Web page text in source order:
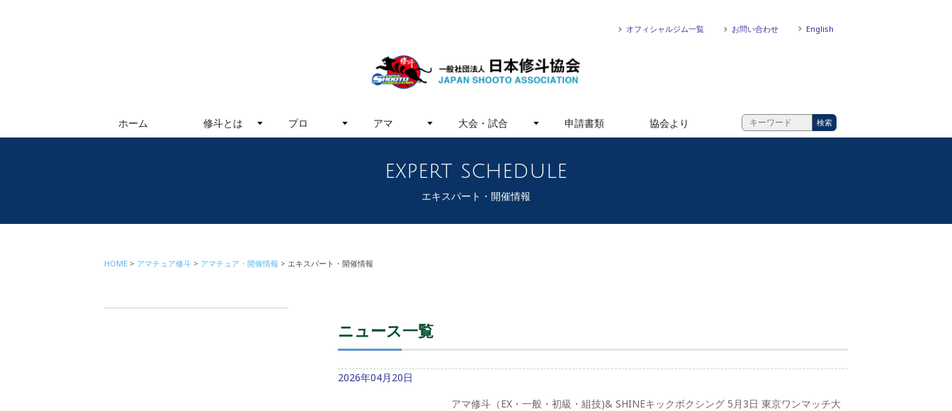
オフィシャルジム一覧 お問い合わせ English
ホーム 修斗とは プロ アマ 大会・試合 申請書類 協会より
expert schedule
エキスパート・開催情報
HOME アマチュア修斗 アマチュア・開催情報 エキスパート・開催情報
ニュース一覧
2026年04月20日
アマ修斗（EX・一般・初級・組技)& SHINEキックボクシング 5月3日 東京ワンマッチ大